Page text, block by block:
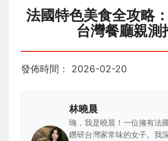
法國特色美食全攻略
台灣餐廳親測
發佈時間： 2026-02-20
林曉晨
嗨，我是曉晨！一位擁有法
鑽研台灣家常味的女子。我